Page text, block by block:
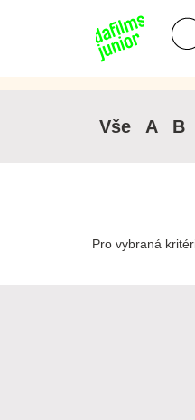
Domů
Kategorie
Vše A B
Pro vybraná